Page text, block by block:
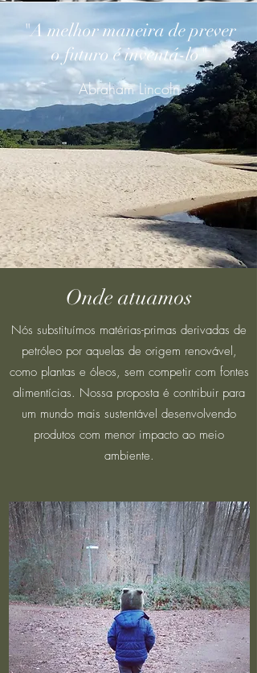
"A melhor maneira de prever
o futuro é inventá-lo"
Abraham Lincoln
Onde atuamos
Nós substituímos matérias-primas derivadas de
petróleo por aquelas de origem renovável,
como plantas e óleos, sem competir com fontes
alimentícias. Nossa proposta é contribuir para
um mundo mais sustentável desenvolvendo
produtos com menor impacto ao meio
ambiente.